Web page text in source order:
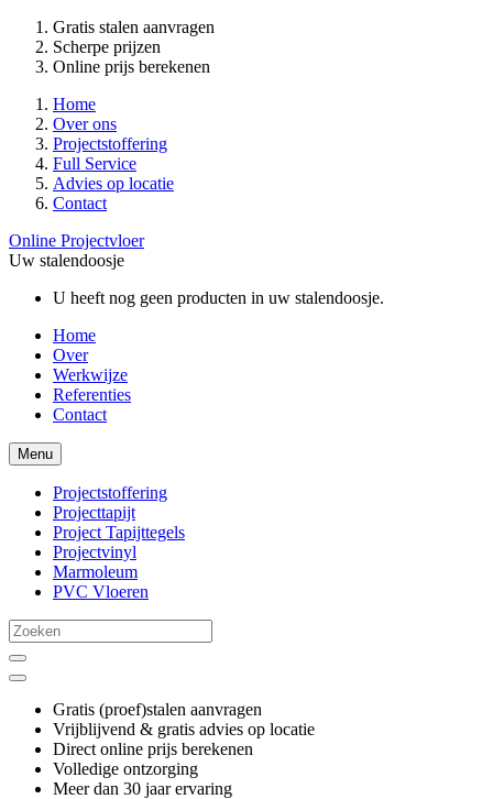
Gratis stalen aanvragen
Scherpe prijzen
Online prijs berekenen
Home
Over ons
Projectstoffering
Full Service
Advies op locatie
Contact
Online Projectvloer
Uw stalendoosje
U heeft nog geen producten in uw stalendoosje.
Home
Over
Werkwijze
Referenties
Contact
Menu
Projectstoffering
Projecttapijt
Project Tapijttegels
Projectvinyl
Marmoleum
PVC Vloeren
Gratis (proef)stalen aanvragen
Vrijblijvend & gratis advies op locatie
Direct online prijs berekenen
Volledige ontzorging
Meer dan 30 jaar ervaring